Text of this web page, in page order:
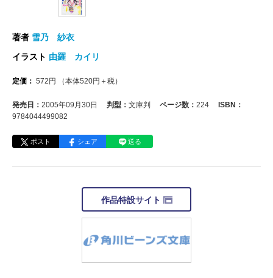
著者 雪乃 紗衣
イラスト 由羅 カイリ
定価： 572 円 （本体520円＋税）
発売日： 2005年09月30日 判型： 文庫判 ページ数： 224
ISBN：
9784044499082
ポスト シェア 送る
作品特設サイト